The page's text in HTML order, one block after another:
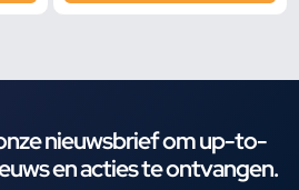
nieuwsbrief om up-to-
en acties te ontvangen.